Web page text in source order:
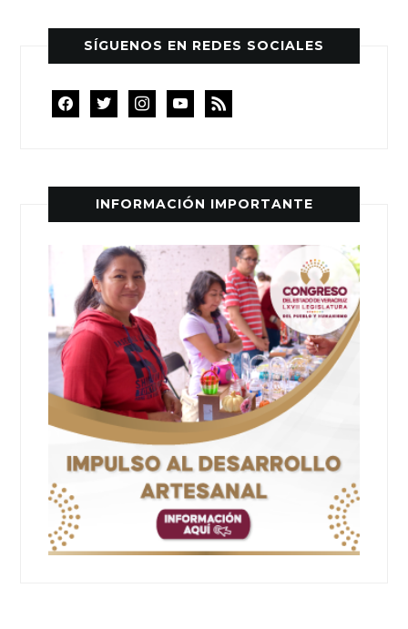
SÍGUENOS EN REDES SOCIALES
facebooktwitterinstagramyoutube
rss
INFORMACIÓN IMPORTANTE